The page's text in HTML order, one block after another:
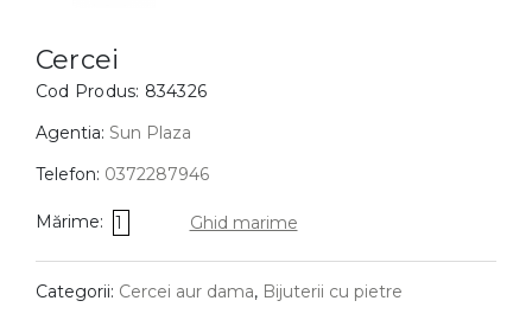
Cercei
Bratari
Coliere
Lanturi
Pandantive
DIAMANTE Vezi toate
Cercei
Cod Produs: 834326
Agentia: Sun Plaza
Telefon: 0372287946
Mărime: 1 Ghid marime
Categorii: Cercei aur dama, Bijuterii cu pietre